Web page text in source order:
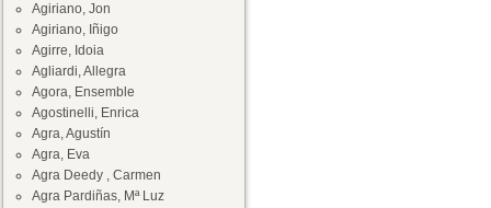
Agiriano, Jon
Agiriano, Iñigo
Agirre, Idoia
Agliardi, Allegra
Agora, Ensemble
Agostinelli, Enrica
Agra, Agustín
Agra, Eva
Agra Deedy , Carmen
Agra Pardiñas, Mª Luz